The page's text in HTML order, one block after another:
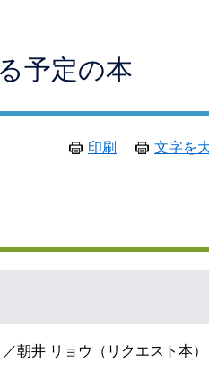
予定の本
印刷 文字を
朝井 リョウ（リクエスト本）